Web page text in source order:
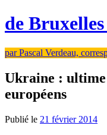
de Bruxelles
par Pascal Verdeau,
Ukraine :
européens
Publié le 21 février 2014